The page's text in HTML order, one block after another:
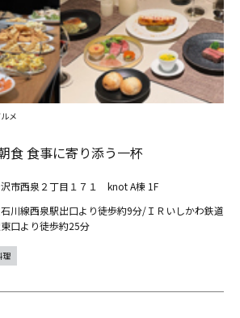
食 食事に寄り添う一杯
市西泉２丁目１７１ knot A棟 1F
川線西泉駅出口より徒歩約9分/ＩＲいしかわ鉄道
口より徒歩約25分
メ
理